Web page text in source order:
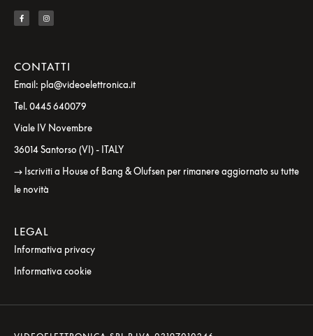
CONTATTI
Email: pla@videoelettronica.it
Tel. 0445 640079
Viale IV Novembre
36014 Santorso (VI) - ITALY
→ Iscriviti a House of Bang & Olufsen per rimanere aggiornato su tutte
le novità
LEGAL
Informativa privacy
Informativa cookie